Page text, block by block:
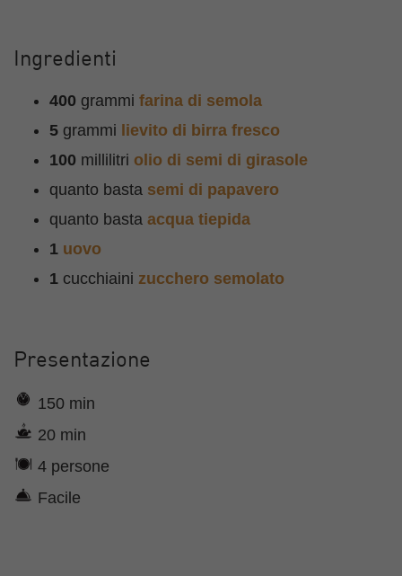
Ingredienti
400 grammi farina di semola
5 grammi lievito di birra fresco
100 millilitri olio di semi di girasole
quanto basta semi di papavero
quanto basta acqua tiepida
1 uovo
1 cucchiaini zucchero semolato
Presentazione
150 min
20 min
4 persone
Facile